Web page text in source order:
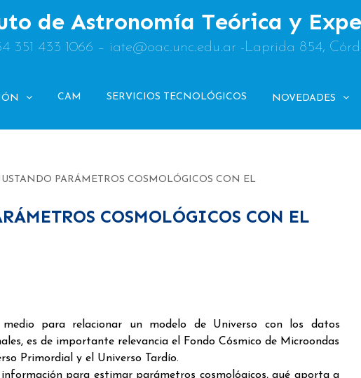
de Astronomía Teórica y
351 433 1066 – iate@oac.unc.edu.ar -Laprida 854,
CAM SERVICIOS TECNOLÓGICOS NOVEDADES
PARÁMETROS COSMOLÓGICOS CON EL
COSMOLÓGICOS CON EL
para relacionar un modelo de Universo con los datos
es de importante relevancia el Fondo Cósmico de Microondas
Primordial y el Universo Tardío.
para estimar parámetros cosmológicos, qué aporta a